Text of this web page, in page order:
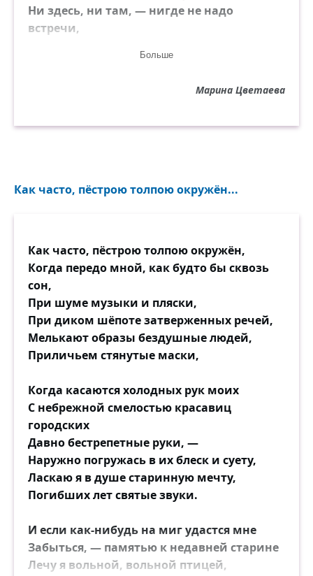
Ни здесь, ни там, — нигде не надо
встречи,
Больше
Марина Цветаева
Как часто, пёстрою толпою окружён...
Как часто, пёстрою толпою окружён,
Когда передо мной, как будто бы сквозь
сон,
При шуме музыки и пляски,
При диком шёпоте затверженных речей,
Мелькают образы бездушные людей,
Приличьем стянутые маски,
Когда касаются холодных рук моих
С небрежной смелостью красавиц
городских
Давно бестрепетные руки, —
Наружно погружась в их блеск и суету,
Ласкаю я в душе старинную мечту,
Погибших лет святые звуки.
И если как-нибудь на миг удастся мне
Забыться, — памятью к недавней старине
Лечу я вольной, вольной птицей,